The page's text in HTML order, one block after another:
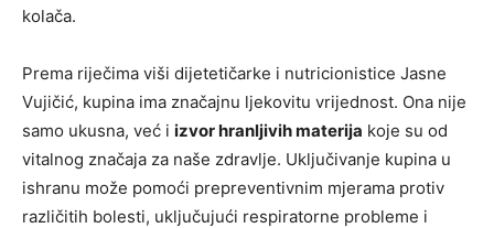
kolača.
Prema riječima viši dijetetičarke i nutricionistice Jasne
Vujičić, kupina ima značajnu ljekovitu vrijednost. Ona nije
samo ukusna, već i izvor hranljivih materija koje su od
vitalnog značaja za naše zdravlje. Uključivanje kupina u
ishranu može pomoći prepreventivnim mjerama protiv
različitih bolesti, uključujući respiratorne probleme i